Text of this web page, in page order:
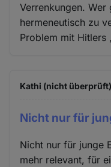
Verrenkungen. Wer
hermeneutisch zu
Problem mit Hitlers
Kathi (nicht überprüft)
Nicht nur für
Nicht nur für junge
mehr relevant, für